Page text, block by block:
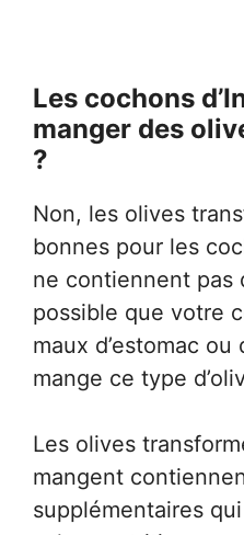
Les cochons
manger des
?
Non, les olives
bonnes pour les
ne contiennent pas
possible que votre
maux d’estomac ou
mange ce type
Les olives
mangent
supplémentaires